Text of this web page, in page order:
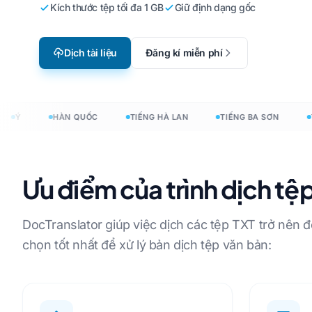
Học trực tuyến
Số từ
sang 120+ ngôn ngữ
sang tiếng Ả Rập
sang tiếng Hà Lan
Tiếng Anh sang tiếng Hàn
Nhĩ Kỳ
Tiếng Anh sang tiếng Hindi
Kích thước tệp tối đa 1 GB Giữ định dạng gốc
Dịch tài liệu Đăng kí miễn phí
HÀN QUỐC TIẾNG HÀ LAN TIẾNG BA SƠN
Ưu điểm của trình dịch
DocTranslator giúp việc dịch các tệp TXT trở nên
chọn tốt nhất để xử lý bản dịch tệp văn bản: